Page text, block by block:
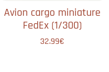
Avion cargo miniature
FedEx (1/300)
32.99€